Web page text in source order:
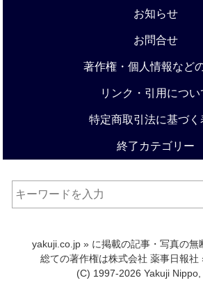
お知らせ
お問合せ
著作権・個人情報など
リンク・引用につい
特定商取引法に基づく
終了カテゴリー
yakuji.co.jp » に掲載の記事・写真の無
総ての著作権は株式会社 薬事日報社
(C) 1997-2026 Yakuji